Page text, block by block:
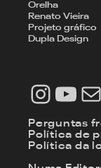
Orelha
Renato Vieira
Projeto gráfico
Dupla Design
E-
Perguntas
Política de
Política da